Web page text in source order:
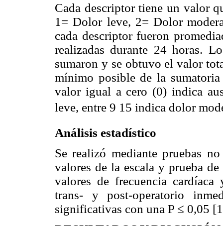
Cada descriptor tiene un valor
1= Dolor leve, 2= Dolor
cada descriptor fueron
realizadas durante 24 horas.
sumaron y se obtuvo el valor
mínimo posible de la
valor igual a cero (0) indica
leve, entre 9 15 indica dolor
Análisis estadístico
Se realizó mediante pruebas
valores de la escala y prueba
valores de frecuencia
trans- y post-operatorio
significativas con una P ≤ 0,05